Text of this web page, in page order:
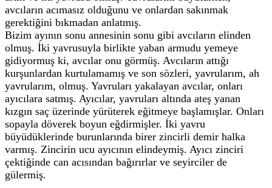
avcıların acımasız olduğunu ve onlardan sakınmak
gerektiğini bıkmadan anlatmış.
Bizim ayının sonu annesinin sonu gibi avcıların elinden
olmuş. İki yavrusuyla birlikte yaban armudu yemeye
gidiyormuş ki, avcılar onu görmüş. Avcıların attığı
kurşunlardan kurtulamamış ve son sözleri, yavrularım, ah
yavrularım, olmuş. Yavruları yakalayan avcılar, onları
ayıcılara satmış. Ayıcılar, yavruları altında ateş yanan
kızgın saç üzerinde yürüterek eğitmeye başlamışlar. Onları
sopayla döverek boyun eğdirmişler. İki yavru
büyüdüklerinde burunlarında birer zincirli demir halka
varmış. Zincirin ucu ayıcının elindeymiş. Ayıcı zinciri
çektiğinde can acısından bağırırlar ve seyirciler de
gülermiş.